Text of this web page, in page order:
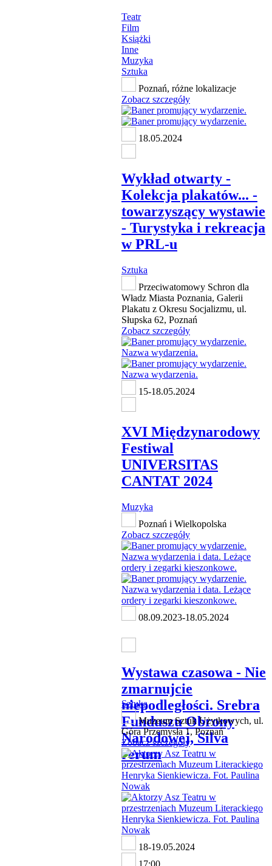
Teatr
Film
Książki
Inne
Muzyka
Sztuka
Poznań, różne lokalizacje
Zobacz szczegóły
18.05.2024
Wykład otwarty -
Kolekcja plakatów... -
towarzyszący wystawie
- Turystyka i rekreacja
w PRL-u
Sztuka
Przeciwatomowy Schron dla
Władz Miasta Poznania, Galerii
Plakatu z Okresu Socjalizmu, ul.
Słupska 62, Poznań
Zobacz szczegóły
15-18.05.2024
XVI Międzynarodowy
Festiwal
UNIVERSITAS
CANTAT 2024
Muzyka
Poznań i Wielkopolska
Zobacz szczegóły
08.09.2023-18.05.2024
Wystawa czasowa - Nie
zmarnujcie
niepodległości. Srebra
Funduszu Obrony
Narodowej, Silva
rerum
Sztuka
Muzeum Sztuk Użytkowych, ul.
Góra Przemysła 1, Poznań
Zobacz szczegóły
18-19.05.2024
17:00